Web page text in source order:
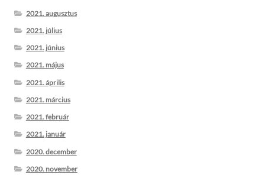
2021. augusztus
2021. július
2021. június
2021. május
2021. április
2021. március
2021. február
2021. január
2020. december
2020. november